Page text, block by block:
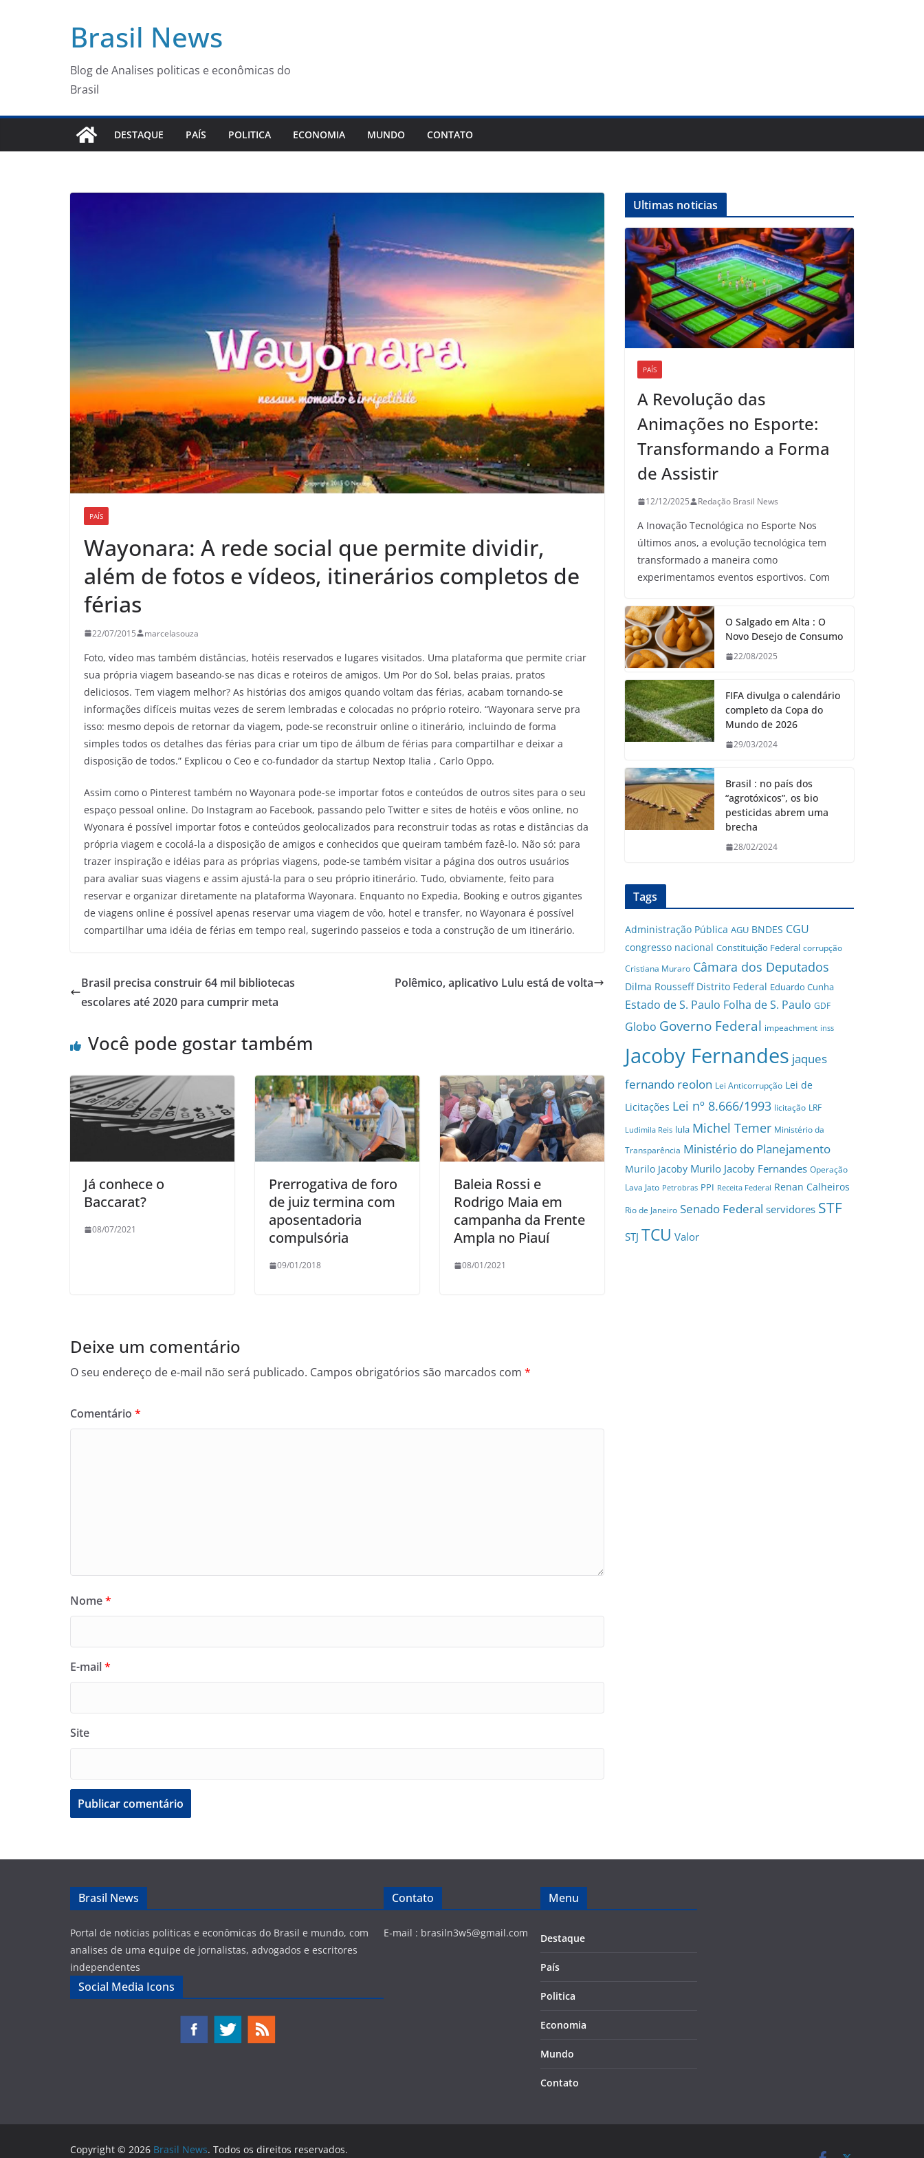
Brasil News
Blog de Analises politicas e econômicas do
Brasil
DESTAQUE PAÍS POLITICA ECONOMIA MUNDO CONTATO
PAÍS
Wayonara: A rede social que permite dividir,
além de fotos e vídeos, itinerários completos de
férias
22/07/2015 marcelasouza
Foto, vídeo mas também distâncias, hotéis reservados e lugares visitados. Uma plataforma que permite criar
sua própria viagem baseando-se nas dicas e roteiros de amigos. Um Por do Sol, belas praias, pratos
deliciosos. Tem viagem melhor? As histórias dos amigos quando voltam das férias, acabam tornando-se
informações difíceis muitas vezes de serem lembradas e colocadas no próprio roteiro. “Wayonara serve pra
isso: mesmo depois de retornar da viagem, pode-se reconstruir online o itinerário, incluindo de forma
simples todos os detalhes das férias para criar um tipo de álbum de férias para compartilhar e deixar a
disposição de todos.” Explicou o Ceo e co-fundador da startup Nextop Italia , Carlo Oppo.
Assim como o Pinterest também no Wayonara pode-se importar fotos e conteúdos de outros sites para o seu
espaço pessoal online. Do Instagram ao Facebook, passando pelo Twitter e sites de hotéis e vôos online, no
Wyonara é possível importar fotos e conteúdos geolocalizados para reconstruir todas as rotas e distâncias da
própria viagem e cocolá-la a disposição de amigos e conhecidos que queiram também fazê-lo. Não só: para
trazer inspiração e idéias para as próprias viagens, pode-se também visitar a página dos outros usuários
para avaliar suas viagens e assim ajustá-la para o seu próprio itinerário. Tudo, obviamente, feito para
reservar e organizar diretamente na plataforma Wayonara. Enquanto no Expedia, Booking e outros gigantes
de viagens online é possível apenas reservar uma viagem de vôo, hotel e transfer, no Wayonara é possível
compartilhar uma idéia de férias em tempo real, sugerindo passeios e toda a construção de um itinerário.
Brasil precisa construir 64 mil bibliotecas
escolares até 2020 para cumprir meta
Polêmico, aplicativo Lulu está de volta
Você pode gostar também
Já conhece o
Baccarat?
08/07/2021
Prerrogativa de foro
de juiz termina com
aposentadoria
compulsória
09/01/2018
Baleia Rossi e
Rodrigo Maia em
campanha da Frente
Ampla no Piauí
08/01/2021
Deixe um comentário
O seu endereço de e-mail não será publicado. Campos obrigatórios são marcados com *
Comentário *
Nome*
E-mail*
Site
Ultimas noticias
PAÍS
A Revolução das
Animações no Esporte:
Transformando a Forma
de Assistir
12/12/2025 Redação Brasil News
A Inovação Tecnológica no Esporte Nos
últimos anos, a evolução tecnológica tem
transformado a maneira como
experimentamos eventos esportivos. Com
O Salgado em Alta : O
Novo Desejo de Consumo
22/08/2025
FIFA divulga o calendário
completo da Copa do
Mundo de 2026
29/03/2024
Brasil : no país dos
“agrotóxicos”, os bio
pesticidas abrem uma
brecha
28/02/2024
Tags
Administração Pública AGU BNDES CGU
congresso nacional Constituição Federal corrupção
Cristiana Muraro Câmara dos Deputados
Dilma Rousseff Distrito Federal Eduardo Cunha
Estado de S. Paulo Folha de S. Paulo GDF
Globo Governo Federal impeachment inss
Jacoby Fernandes jaques
fernando reolon Lei Anticorrupção Lei de
Licitações Lei nº 8.666/1993 licitação LRF
Ludimila Reis lula Michel Temer Ministério da
Transparência Ministério do Planejamento
Murilo Jacoby Murilo Jacoby Fernandes Operação
Lava Jato Petrobras PPI Receita Federal Renan Calheiros
Rio de Janeiro Senado Federal servidores STF
STJ TCU Valor
Brasil News
Portal de noticias politicas e econômicas do Brasil e mundo, com
analises de uma equipe de jornalistas, advogados e escritores
independentes
Social Media Icons
Contato
E-mail : brasiln3w5@gmail.com
Menu
Destaque
País
Politica
Economia
Mundo
Contato
Copyright © 2026 Brasil News. Todos os direitos reservados.